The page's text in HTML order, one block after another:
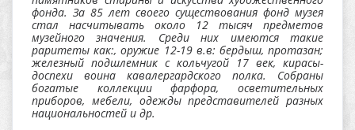
фонда. За 85 лет своего существования фонд музея
стал насчитывать около 12 тысяч предметов
музейного значения. Среди них имеются такие
раритеты как:, оружие 12-19 в.в: бердыш, протазан;
железный подшлемник с кольчугой 17 век, кирасы-
доспехи воина кавалергардского полка. Собраны
богатые коллекции фарфора, осветительных
приборов, мебели, одежды представителей разных
национальностей и др.